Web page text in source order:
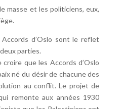
masse et les politiciens, eux,
Accords d’Oslo sont le reflet
parties.
que les Accords d’Oslo
né du désir de chacune des
au conflit. Le projet de
remonte aux années 1930